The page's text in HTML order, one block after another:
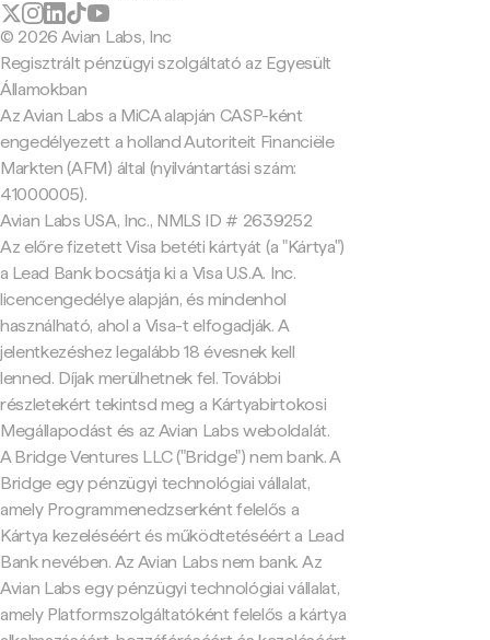
© 2026 Avian Labs, Inc
Regisztrált pénzügyi szolgáltató az Egyesült
Államokban
Az Avian Labs a MiCA alapján CASP-ként
engedélyezett a holland Autoriteit Financiële
Markten (AFM) által (nyilvántartási szám:
41000005).
Avian Labs USA, Inc., NMLS ID # 2639252
Az előre fizetett Visa betéti kártyát (a "Kártya")
a Lead Bank bocsátja ki a Visa U.S.A. Inc.
licencengedélye alapján, és mindenhol
használható, ahol a Visa-t elfogadják. A
jelentkezéshez legalább 18 évesnek kell
lenned. Díjak merülhetnek fel. További
részletekért tekintsd meg a Kártyabirtokosi
Megállapodást és az Avian Labs weboldalát.
A Bridge Ventures LLC ("Bridge") nem bank. A
Bridge egy pénzügyi technológiai vállalat,
amely Programmenedzserként felelős a
Kártya kezeléséért és működtetéséért a Lead
Bank nevében. Az Avian Labs nem bank. Az
Avian Labs egy pénzügyi technológiai vállalat,
amely Platformszolgáltatóként felelős a kártya